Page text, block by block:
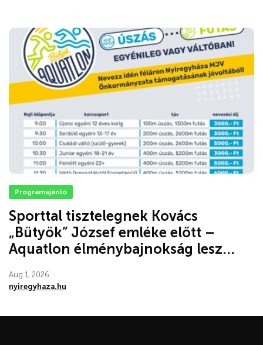
Programajánló
Sporttal tisztelegnek Kovács
„Bütyök” József emléke előtt –
Aquatlon élménybajnokság lesz...
Aug 1, 2026
nyiregyhaza.hu